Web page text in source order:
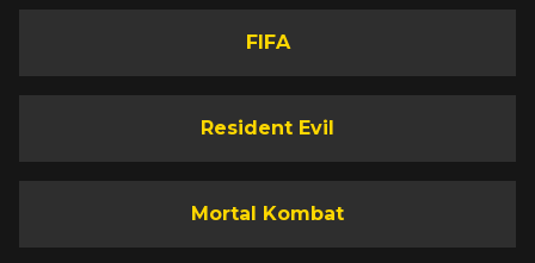
FIFA
Resident Evil
Mortal Kombat